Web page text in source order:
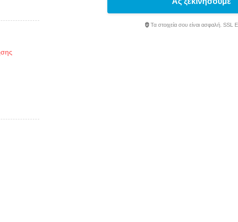
Τα στοιχεία σου είναι ασφαλή. SSL